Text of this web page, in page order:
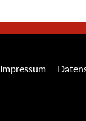
Impressum